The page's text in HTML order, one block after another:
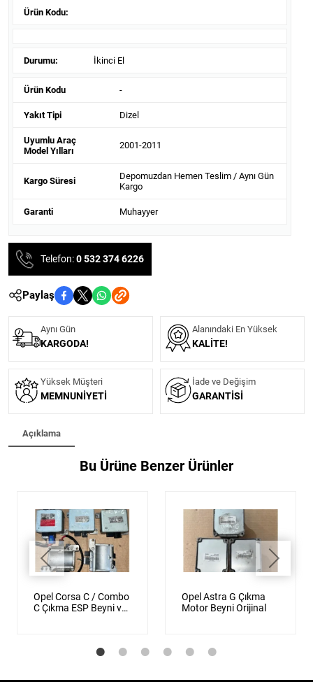
Ürün Kodu:
Durumu: İkinci El
Ürün Kodu -
Yakıt Tipi Dizel
Uyumlu Araç
Model Yılları
2001-2011
Kargo Süresi
Depomuzdan Hemen Teslim / Aynı Gün
Kargo
Garanti Muhayyer
Telefon:0 532 374 6226
Paylaş
Aynı Gün
KARGODA!
Alanındaki En Yüksek
KALITE!
Yüksek Müşteri
MEMNUNIYETI
İade ve Değişim
GARANTISI
Açıklama
Bu Ürüne Benzer Ürünler
Opel Corsa C / Combo
C Çıkma ESP Beyni ve
Opel Astra G Çıkma
Motor Beyni Orijinal